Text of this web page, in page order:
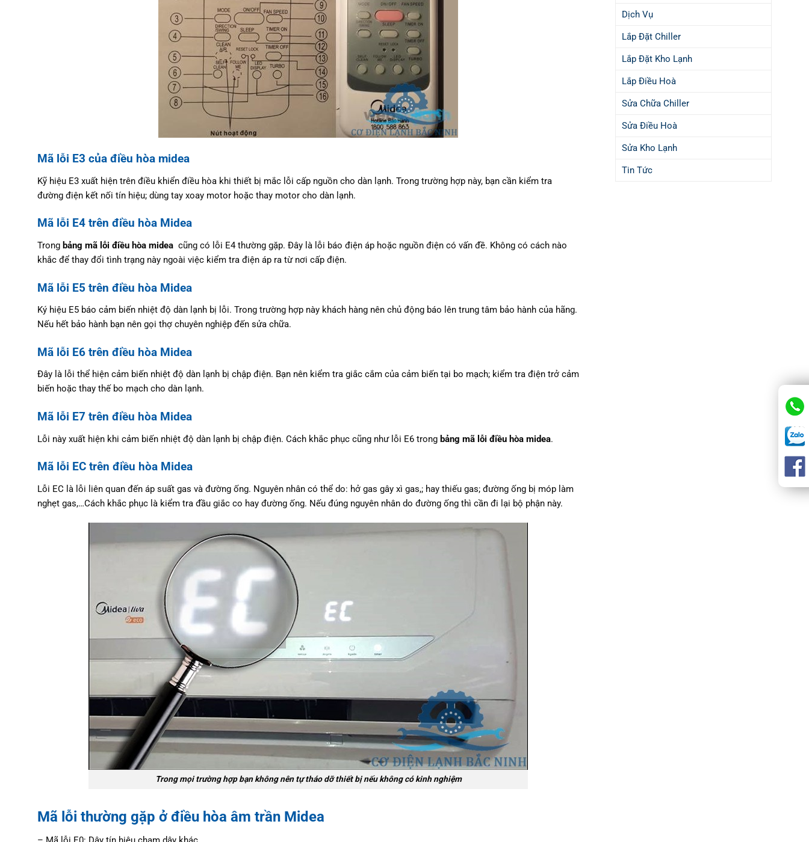
Mã lỗi E3 của điều hòa midea
Kỹ hiệu E3 xuất hiện trên điều khiển điều hòa khi thiết bị mắc lỗi cấp nguồn cho dàn lạnh. Trong trường hợp này, bạn cần kiểm tra
đường điện kết nối tín hiệu; dùng tay xoay motor hoặc thay motor cho dàn lạnh.
Mã lỗi E4 trên điều hòa Midea
Trong bảng mã lỗi điều hòa midea cũng có lỗi E4 thường gặp. Đây là lỗi báo điện áp hoặc nguồn điện có vấn đề. Không có cách nào
khắc để thay đổi tình trạng này ngoài việc kiểm tra điện áp ra từ nơi cấp điện.
Mã lỗi E5 trên điều hòa Midea
Ký hiệu E5 báo cảm biến nhiệt độ dàn lạnh bị lỗi. Trong trường hợp này khách hàng nên chủ động báo lên trung tâm bảo hành của hãng.
Nếu hết bảo hành bạn nên gọi thợ chuyên nghiệp đến sửa chữa.
Mã lỗi E6 trên điều hòa Midea
Đây là lỗi thể hiện cảm biến nhiệt độ dàn lạnh bị chập điện. Bạn nên kiểm tra giắc cắm của cảm biến tại bo mạch; kiểm tra điện trở cảm
biến hoặc thay thế bo mạch cho dàn lạnh.
Mã lỗi E7 trên điều hòa Midea
Lỗi này xuất hiện khi cảm biến nhiệt độ dàn lạnh bị chập điện. Cách khắc phục cũng như lỗi E6 trong bảng mã lỗi điều hòa midea.
Mã lỗi EC trên điều hòa Midea
Lỗi EC là lỗi liên quan đến áp suất gas và đường ống. Nguyên nhân có thể do: hở gas gây xì gas,; hay thiếu gas; đường ống bị móp làm
nghẹt gas,…Cách khắc phục là kiểm tra đầu giắc co hay đường ống. Nếu đúng nguyên nhân do đường ống thì cần đi lại bộ phận này.
Trong mọi trường hợp bạn không nên tự tháo dỡ thiết bị nếu không có kinh nghiệm
Mã lỗi thường gặp ở điều hòa âm trần Midea
Dịch Vụ
Lắp Đặt Chiller
Lắp Đặt Kho Lạnh
Lắp Điều Hoà
Sửa Chữa Chiller
Sửa Điều Hoà
Sửa Kho Lạnh
Tin Tức